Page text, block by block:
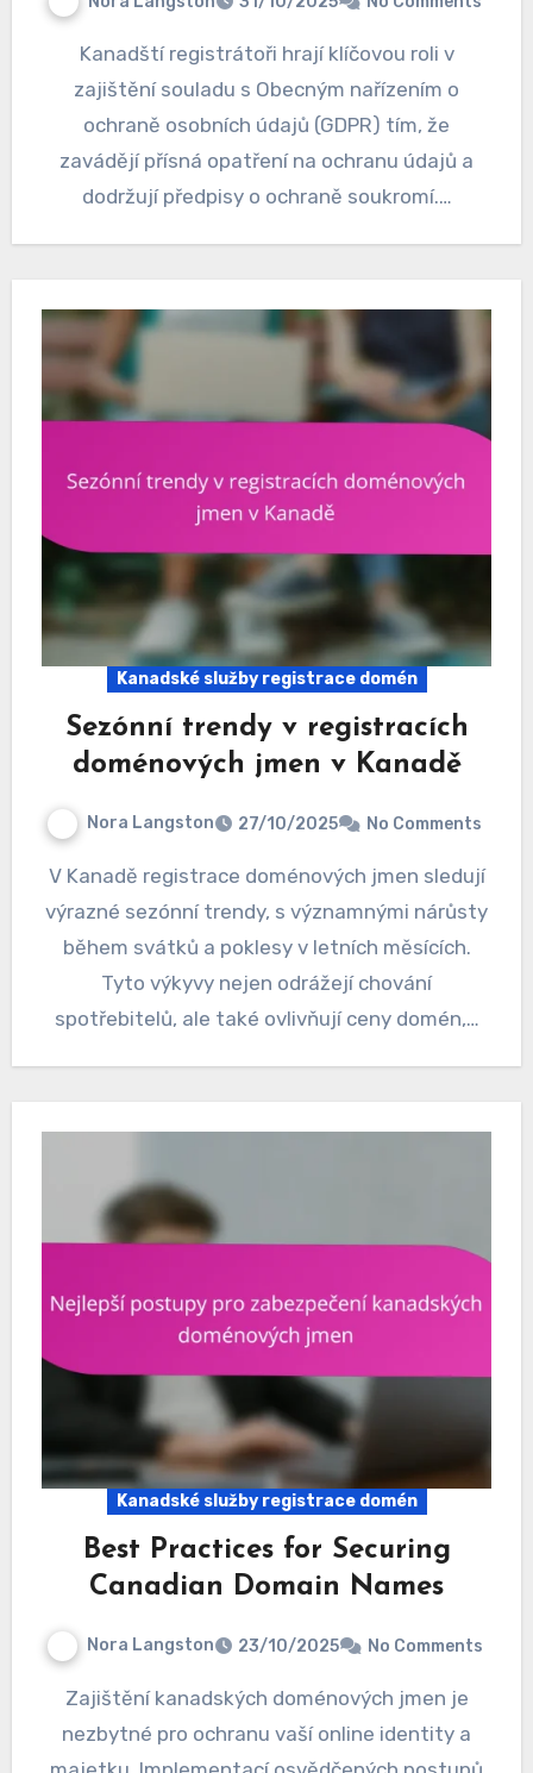
Kanadští registrátoři hrají klíčovou roli v
zajištění souladu s Obecným nařízením o
ochraně osobních údajů (GDPR) tím, že
zavádějí přísná opatření na ochranu údajů a
dodržují předpisy o ochraně soukromí.…
Kanadské služby registrace domén
Sezónní trendy v registracích
doménových jmen v Kanadě
Nora Langston 27/10/2025 No Comments
V Kanadě registrace doménových jmen sledují
výrazné sezónní trendy, s významnými nárůsty
během svátků a poklesy v letních měsících.
Tyto výkyvy nejen odrážejí chování
spotřebitelů, ale také ovlivňují ceny domén,…
Kanadské služby registrace domén
Best Practices for Securing
Canadian Domain Names
Nora Langston 23/10/2025 No Comments
Zajištění kanadských doménových jmen je
nezbytné pro ochranu vaší online identity a